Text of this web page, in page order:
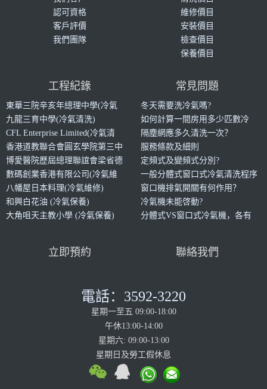
認可資格
客戶評價
我們團隊
維修價目
安裝價目
檢查價目
保養價目
工程紀錄
東華三院辛亥年總理中學(冷氣
清洗)
九龍三育中學(冷氣清洗)
CFL Enterprise Limited(冷氣清
洗)
香港道教聯合會圓玄學院第三中
學(冷氣清洗)
博愛醫院歷屆總理聯誼會梁省德
中學(冷氣清洗
數碼創業香港有限公司(冷氣維
修)
八幡屋日本料理(冷氣維修)
和興白花油 (冷氣保養)
大角咀天主教小學 (冷氣保養)
常見問題
冬天需要洗冷氣嗎?
如何計算一間房用多少匹數冷
氣?
隔塵網應多久清洗一次？
服務條款及細則
定頻式及變頻式分別?
一般分體式窗口式冷氣清洗程序
是什麼?
窗口機排氣開關有何作用？
冷氣機未能啓動?
分體式VS窗口式冷氣機，各有
立即預約 聯絡我們
電話：3592-3220
星期一至五 09:00-18:00
午休13:00-14:00
星期六: 09:00-13:00
星期日及勞工假休息